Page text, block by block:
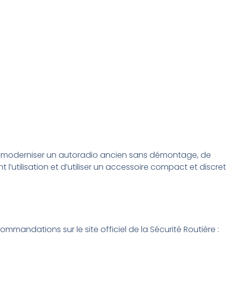
un autoradio ancien sans démontage, de
et d’utiliser un accessoire compact et discret
sur le site officiel de la Sécurité Routière :